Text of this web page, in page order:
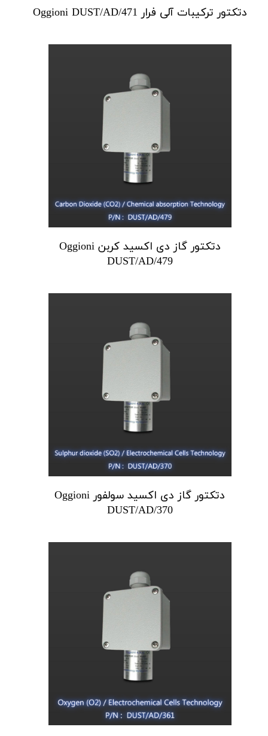
دتکتور ترکیبات آلی فرار Oggioni DUST/AD/471
دتکتور گاز دی اکسید کربن Oggioni
DUST/AD/479
دتکتور گاز دی اکسید سولفور Oggioni
DUST/AD/370